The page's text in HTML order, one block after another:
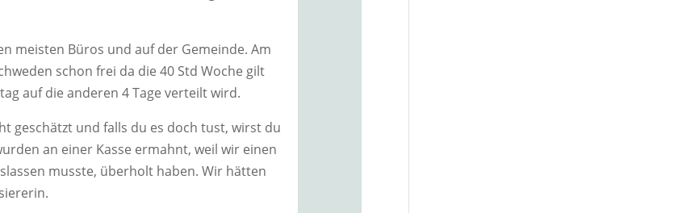
meisten Büros und auf der Gemeinde. Am
schon frei da die 40 Std Woche gilt
auf die anderen 4 Tage verteilt wird.
geschätzt und falls du es doch tust, wirst du
an einer Kasse ermahnt, weil wir einen
musste, überholt haben. Wir hätten